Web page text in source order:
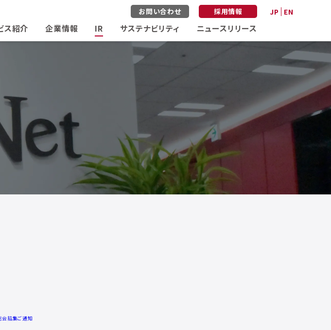
お問い合わせ 採用情報 JP EN
ス紹介 企業情報 IR サステナビリティ ニュースリリース
招集ご通知